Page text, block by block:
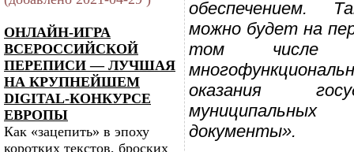
ОНЛАЙН-ИГРА
ВСЕРОССИЙСКОЙ
ПЕРЕПИСИ — ЛУЧШАЯ
НА КРУПНЕЙШЕМ
DIGITAL-КОНКУРСЕ
ЕВРОПЫ
Как «зацепить» в эпоху
коротких текстов, броских
обеспечением.
можно будет на
том числе
оказания
документы».